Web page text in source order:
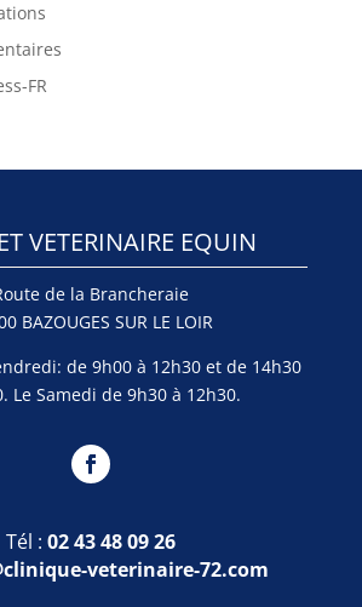
FR
VETERINAIRE EQUIN
de la Brancheraie
BAZOUGES SUR LE LOIR
de 9h00 à 12h30 et de 14h30
Le Samedi de 9h30 à 12h30.
Tél : 02 43 48 09 26
veterinaire-72.com